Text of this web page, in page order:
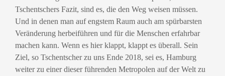
Tschentschers Fazit, sind es, die den Weg weisen müssen.
Und in denen man auf engstem Raum auch am spürbarsten
Veränderung herbeiführen und für die Menschen erfahrbar
machen kann. Wenn es hier klappt, klappt es überall. Sein
Ziel, so Tschentscher zu uns Ende 2018, sei es, Hamburg
weiter zu einer dieser führenden Metropolen auf der Welt zu